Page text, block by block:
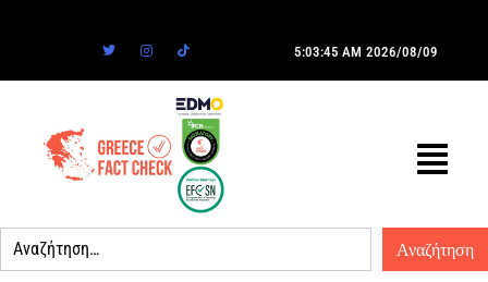
5:03:45 AM 2026/08/09